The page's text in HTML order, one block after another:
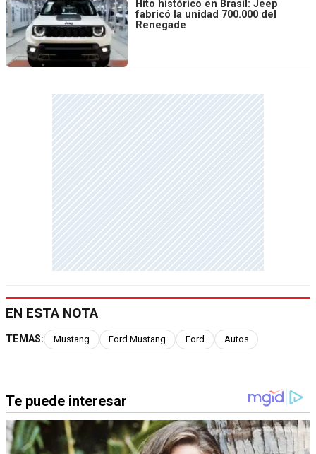
Hito histórico en Brasil: Jeep
fabricó la unidad 700.000 del
Renegade
EN ESTA NOTA
TEMAS: Mustang Ford Mustang Ford Autos